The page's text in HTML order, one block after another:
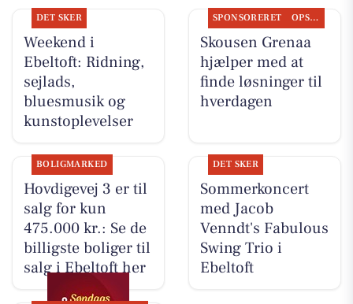
DET SKER
Weekend i
Ebeltoft: Ridning,
sejlads,
bluesmusik og
kunstoplevelser
SPONSORERET OPSLAGSTAVLEN
Skousen Grenaa
hjælper med at
finde løsninger til
hverdagen
BOLIGMARKED
Hovdigevej 3 er til
salg for kun
475.000 kr.: Se de
billigste boliger til
salg i Ebeltoft her
DET SKER
Sommerkoncert
med Jacob
Venndt's Fabulous
Swing Trio i
Ebeltoft